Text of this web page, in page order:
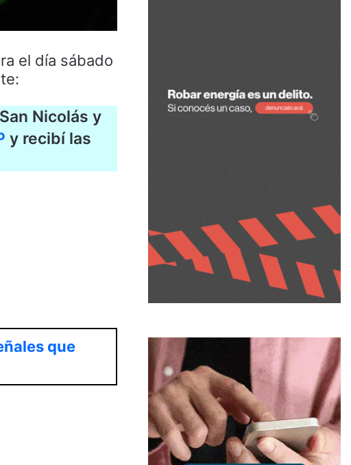
el día sábado
Nicolás y
y recibí las
que